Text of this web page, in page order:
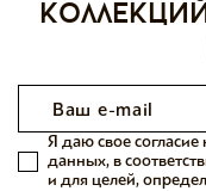
Я даю свое
данных, в
и для целей,